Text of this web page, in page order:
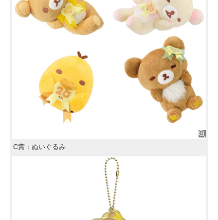
C賞：ぬいぐるみ